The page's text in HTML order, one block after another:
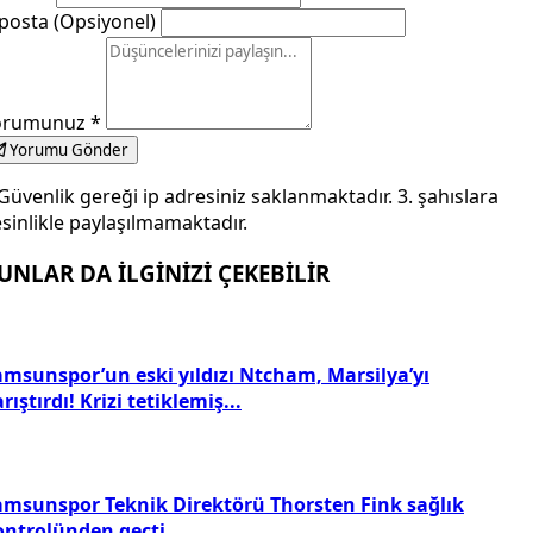
(Opsiyonel)
*
Yorumu Gönder
gereği ip adresiniz saklanmaktadır. 3. şahıslara
paylaşılmamaktadır.
DA İLGİNİZİ ÇEKEBİLİR
eski yıldızı Ntcham, Marsilya’yı
Krizi tetiklemiş...
Teknik Direktörü Thorsten Fink sağlık